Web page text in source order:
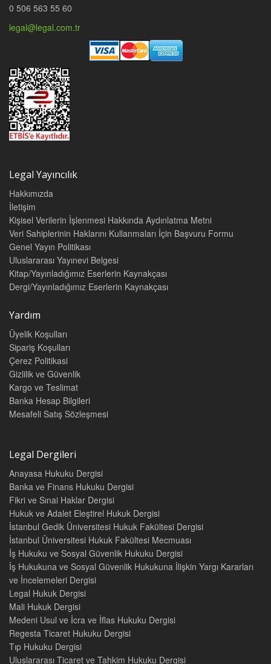
0 506 563 55 60
legal@legal.com.tr
Legal Yayıncılık
Hakkımızda
İletişim
Kişisel Verilerin İşlenmesi Hakkında Aydınlatma Metni
Veri Sahiplerinin Haklarını Kullanmaları İçin Başvuru Formu
Genel Yayın Politikası
Uluslararası Yayınevi Belgesi
Kitap/Yayınladığımız Eserlerin Kaynakçası
Dergi/Yayınladığımız Eserlerin Kaynakçası
Yardım
Üyelik Koşulları
Sipariş Koşulları
Çerez Politikasi
Gizlilik ve Güvenlik
Kargo ve Teslimat
Banka Hesap Bilgileri
Mesafeli Satış Sözleşmesi
Legal Dergileri
Anayasa Hukuku Dergisi
Banka ve Finans Hukuku Dergisi
Fikri ve Sınai Haklar Dergisi
Hukuk ve Adalet Eleştirel Hukuk Dergisi
İstanbul Gedik Üniversitesi Hukuk Fakültesi Dergisi
İstanbul Üniversitesi Hukuk Fakültesi Mecmuası
İş Hukuku ve Sosyal Güvenlik Hukuku Dergisi
İş Hukukuna ve Sosyal Güvenlik Hukukuna İlişkin Yargı Kararları
ve İncelemeleri Dergisi
Legal Hukuk Dergisi
Mali Hukuk Dergisi
Medeni Usul ve İcra ve İflas Hukuku Dergisi
Regesta Ticaret Hukuku Dergisi
Tıp Hukuku Dergisi
Uluslararası Ticaret ve Tahkim Hukuku Dergisi